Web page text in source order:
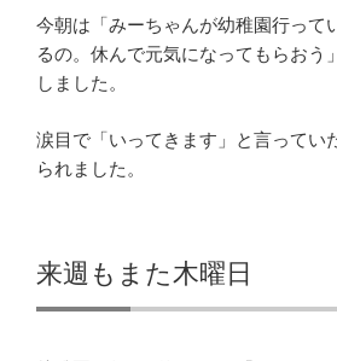
今朝は「みーちゃんが幼稚園行って
るの。休んで元気になってもらおう
しました。
涙目で「いってきます」と言ってい
られました。
来週もまた木曜日